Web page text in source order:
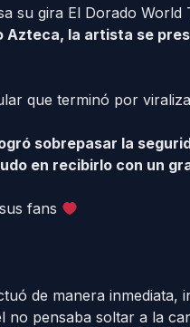
su gira El Dorado World
Azteca, la artista se
que terminó por
sobrepasar la
en recibirlo con un
fans
de manera inmediata,
pensaba soltar a la